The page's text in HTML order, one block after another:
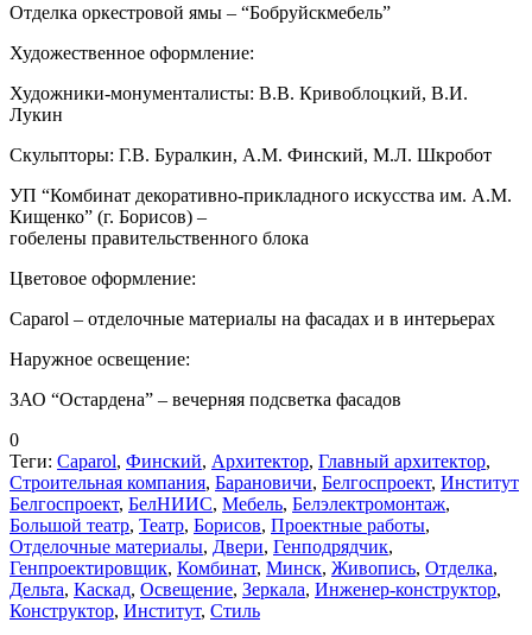
Отделка оркестровой ямы – “Бобруйскмебель”
Художественное оформление:
Художники-монументалисты: В.В. Кривоблоцкий, В.И.
Лукин
Скульпторы: Г.В. Буралкин, А.М. Финский, М.Л. Шкробот
УП “Комбинат декоративно-прикладного искусства им. А.М.
Кищенко” (г. Борисов) –
гобелены правительственного блока
Цветовое оформление:
Caparol – отделочные материалы на фасадах и в интерьерах
Наружное освещение:
ЗАО “Остардена” – вечерняя подсветка фасадов
0
Теги: Caparol, Финский, Архитектор, Главный архитектор,
Строительная компания, Барановичи, Белгоспроект, Институт
Белгоспроект, БелНИИС, Мебель, Белэлектромонтаж,
Большой театр, Театр, Борисов, Проектные работы,
Отделочные материалы, Двери, Генподрядчик,
Генпроектировщик, Комбинат, Минск, Живопись, Отделка,
Дельта, Каскад, Освещение, Зеркала, Инженер-конструктор,
Конструктор, Институт, Стиль